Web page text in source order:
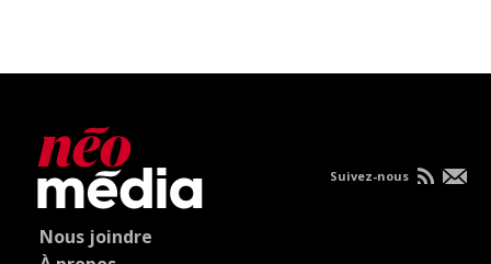
Nous joindre
Suivez-nous